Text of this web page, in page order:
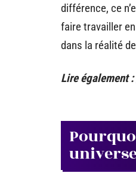
différence, ce
faire travailler
dans la réalité
Lire également :